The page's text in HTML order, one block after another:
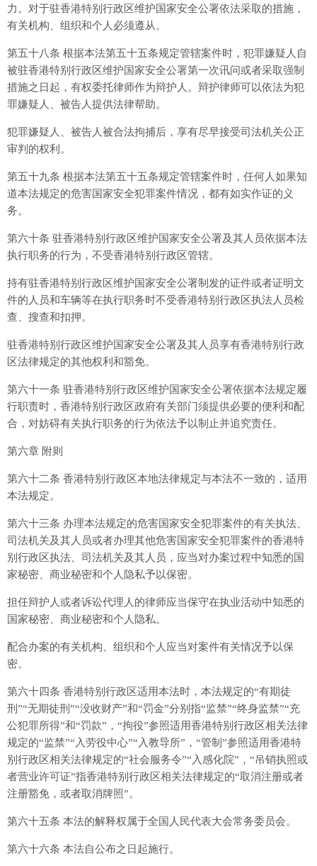
力。对于驻香港特别行政区维护国家安全公署依法采取的措施，
有关机构、组织和个人必须遵从。
第五十八条 根据本法第五十五条规定管辖案件时，犯罪嫌疑人自
被驻香港特别行政区维护国家安全公署第一次讯问或者采取强制
措施之日起，有权委托律师作为辩护人。辩护律师可以依法为犯
罪嫌疑人、被告人提供法律帮助。
犯罪嫌疑人、被告人被合法拘捕后，享有尽早接受司法机关公正
审判的权利。
第五十九条 根据本法第五十五条规定管辖案件时，任何人如果知
道本法规定的危害国家安全犯罪案件情况，都有如实作证的义
务。
第六十条 驻香港特别行政区维护国家安全公署及其人员依据本法
执行职务的行为，不受香港特别行政区管辖。
持有驻香港特别行政区维护国家安全公署制发的证件或者证明文
件的人员和车辆等在执行职务时不受香港特别行政区执法人员检
查、搜查和扣押。
驻香港特别行政区维护国家安全公署及其人员享有香港特别行政
区法律规定的其他权利和豁免。
第六十一条 驻香港特别行政区维护国家安全公署依据本法规定履
行职责时，香港特别行政区政府有关部门须提供必要的便利和配
合，对妨碍有关执行职务的行为依法予以制止并追究责任。
第六章 附则
第六十二条 香港特别行政区本地法律规定与本法不一致的，适用
本法规定。
第六十三条 办理本法规定的危害国家安全犯罪案件的有关执法、
司法机关及其人员或者办理其他危害国家安全犯罪案件的香港特
别行政区执法、司法机关及其人员，应当对办案过程中知悉的国
家秘密、商业秘密和个人隐私予以保密。
担任辩护人或者诉讼代理人的律师应当保守在执业活动中知悉的
国家秘密、商业秘密和个人隐私。
配合办案的有关机构、组织和个人应当对案件有关情况予以保
密。
第六十四条 香港特别行政区适用本法时，本法规定的“有期徒
刑”“无期徒刑”“没收财产”和“罚金”分别指“监禁”“终身监禁”“充
公犯罪所得”和“罚款”，“拘役”参照适用香港特别行政区相关法律
规定的“监禁”“入劳役中心”“入教导所”，“管制”参照适用香港特
别行政区相关法律规定的“社会服务令”“入感化院”，“吊销执照或
者营业许可证”指香港特别行政区相关法律规定的“取消注册或者
注册豁免，或者取消牌照”。
第六十五条 本法的解释权属于全国人民代表大会常务委员会。
第六十六条 本法自公布之日起施行。